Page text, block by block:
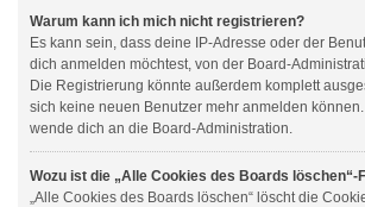
Warum kann ich mich nicht registrieren?
Es kann sein, dass deine IP-Adresse oder der
dich anmelden möchtest, von der Board-
Die Registrierung könnte außerdem komplett
sich keine neuen Benutzer mehr anmelden
wende dich an die Board-Administration.
Wozu ist die „Alle Cookies des Boards löschen“-
„Alle Cookies des Boards löschen“ löscht die